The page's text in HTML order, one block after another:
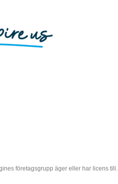
företagsgrupp äger eller har licens till.